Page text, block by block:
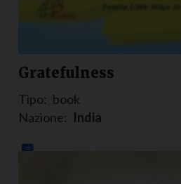
Gratefulness
Tipo: book
Nazione: India